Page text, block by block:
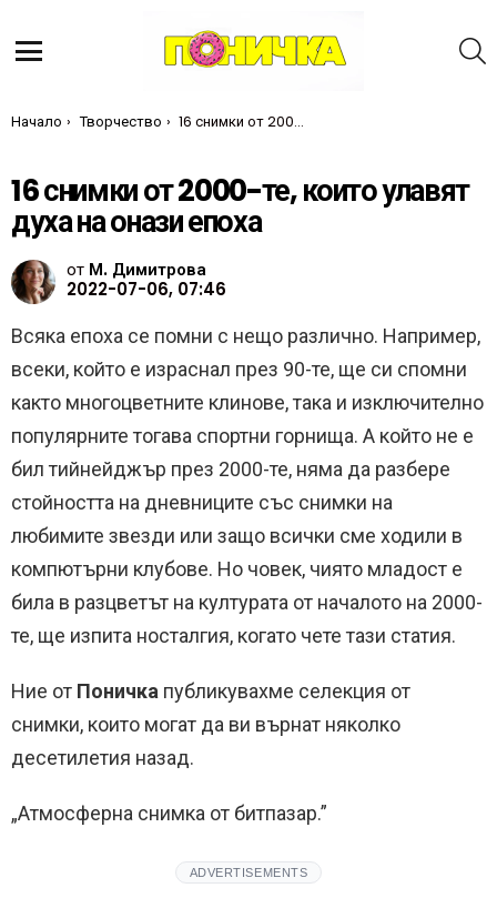
Ти си тук:
Начало Творчество 16 снимки от 2000-те, които улавят духа на онази епоха
16 снимки от 2000-те, които улавят
духа на онази епоха
от М. Димитрова
2022-07-06, 07:46
Всяка епоха се помни с нещо различно. Например,
всеки, който е израснал през 90-те, ще си спомни
както многоцветните клинове, така и изключително
популярните тогава спортни горнища. А който не е
бил тийнейджър през 2000-те, няма да разбере
стойността на дневниците със снимки на
любимите звезди или защо всички сме ходили в
компютърни клубове. Но човек, чиято младост е
била в разцветът на културата от началото на 2000-
те, ще изпита носталгия, когато чете тази статия.
Ние от Поничка публикувахме селекция от
снимки, които могат да ви върнат няколко
десетилетия назад.
„Атмосферна снимка от битпазар.”
ADVERTISEMENTS